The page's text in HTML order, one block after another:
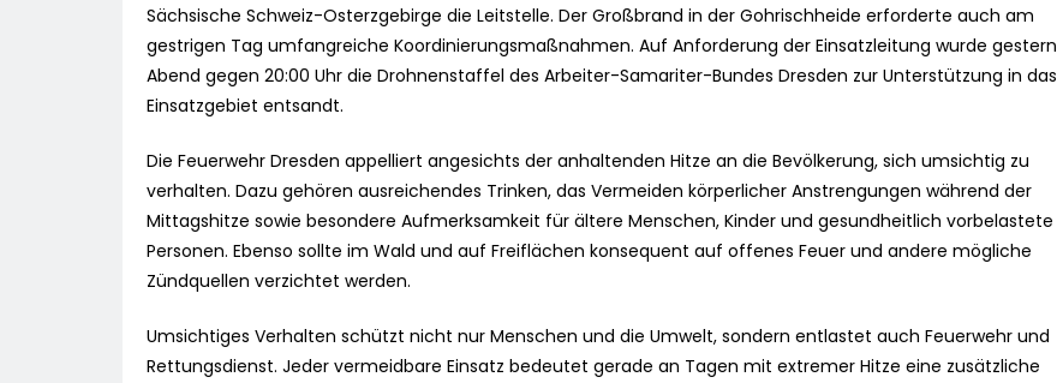
Sächsische Schweiz-Osterzgebirge die Leitstelle. Der Großbrand in der Gohrischheide erforderte auch am
gestrigen Tag umfangreiche Koordinierungsmaßnahmen. Auf Anforderung der Einsatzleitung wurde gestern
Abend gegen 20:00 Uhr die Drohnenstaffel des Arbeiter-Samariter-Bundes Dresden zur Unterstützung in das
Einsatzgebiet entsandt.
Die Feuerwehr Dresden appelliert angesichts der anhaltenden Hitze an die Bevölkerung, sich umsichtig zu
verhalten. Dazu gehören ausreichendes Trinken, das Vermeiden körperlicher Anstrengungen während der
Mittagshitze sowie besondere Aufmerksamkeit für ältere Menschen, Kinder und gesundheitlich vorbelastete
Personen. Ebenso sollte im Wald und auf Freiflächen konsequent auf offenes Feuer und andere mögliche
Zündquellen verzichtet werden.
Umsichtiges Verhalten schützt nicht nur Menschen und die Umwelt, sondern entlastet auch Feuerwehr und
Rettungsdienst. Jeder vermeidbare Einsatz bedeutet gerade an Tagen mit extremer Hitze eine zusätzliche